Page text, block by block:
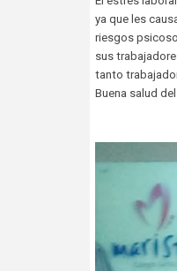
ya que les
riesgos
sus
tanto
Buena salud